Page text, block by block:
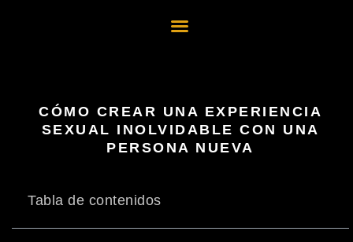
CÓMO CREAR UNA EXPERIENCIA
SEXUAL INOLVIDABLE CON UNA
PERSONA NUEVA
Tabla de contenidos